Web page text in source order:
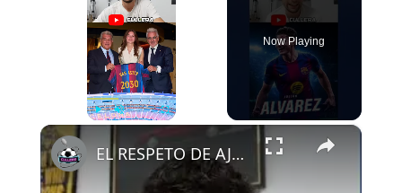
Now Playing
×
EL RESPETO DE AJAX AL FCB